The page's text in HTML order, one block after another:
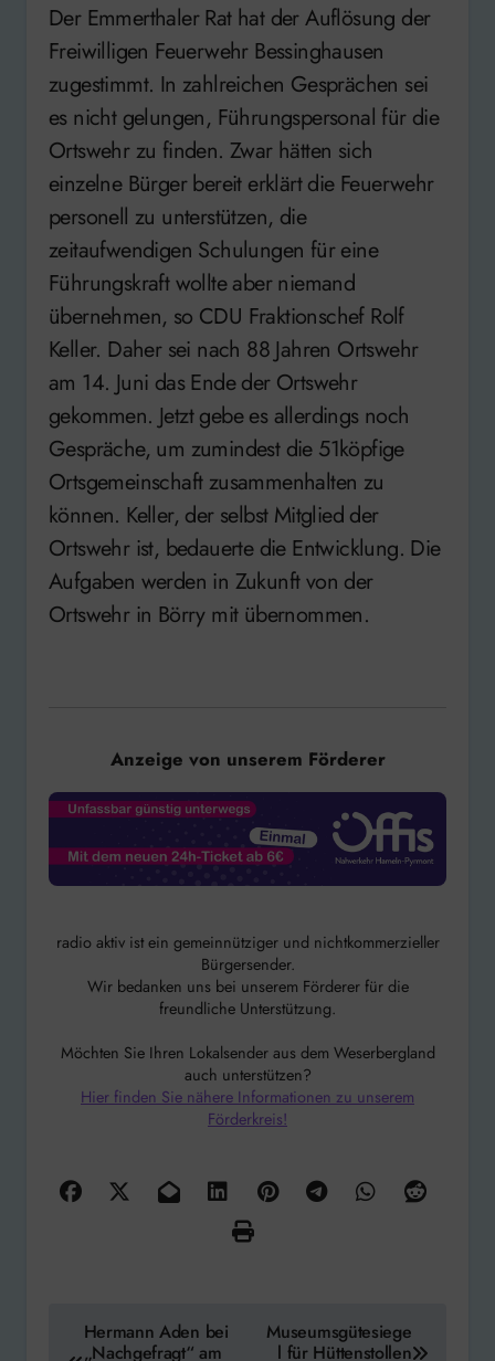
Der Emmerthaler Rat hat der Auflösung der
Freiwilligen Feuerwehr Bessinghausen
zugestimmt. In zahlreichen Gesprächen sei
es nicht gelungen, Führungspersonal für die
Ortswehr zu finden. Zwar hätten sich
einzelne Bürger bereit erklärt die Feuerwehr
personell zu unterstützen, die
zeitaufwendigen Schulungen für eine
Führungskraft wollte aber niemand
übernehmen, so CDU Fraktionschef Rolf
Keller. Daher sei nach 88 Jahren Ortswehr
am 14. Juni das Ende der Ortswehr
gekommen. Jetzt gebe es allerdings noch
Gespräche, um zumindest die 51köpfige
Ortsgemeinschaft zusammenhalten zu
können. Keller, der selbst Mitglied der
Ortswehr ist, bedauerte die Entwicklung. Die
Aufgaben werden in Zukunft von der
Ortswehr in Börry mit übernommen.
Anzeige von unserem Förderer
radio aktiv ist ein gemeinnütziger und nichtkommerzieller
Bürgersender.
Wir bedanken uns bei unserem Förderer für die
freundliche Unterstützung.
Möchten Sie Ihren Lokalsender aus dem Weserbergland
auch unterstützen?
Hier finden Sie nähere Informationen zu unserem
Förderkreis!
Beitragsnavigation
Hermann Aden bei
„Nachgefragt“ am
Museumsgütesiege
l für Hüttenstollen